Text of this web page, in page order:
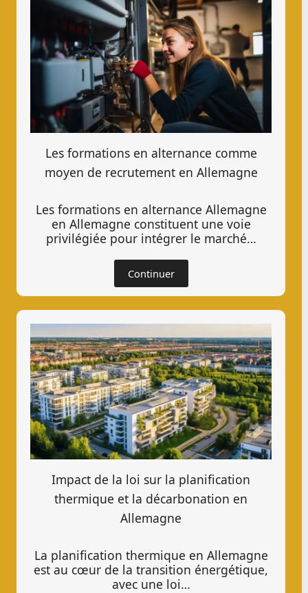
Les formations en alternance comme
moyen de recrutement en Allemagne
Les formations en alternance Allemagne
en Allemagne constituent une voie
privilégiée pour intégrer le marché…
Continuer
Impact de la loi sur la planification
thermique et la décarbonation en
Allemagne
La planification thermique en Allemagne
est au cœur de la transition énergétique,
avec une loi…